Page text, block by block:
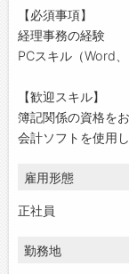
【必須事項】
経理事務の経験
PCスキル（Word
【歓迎スキル】
簿記関係の資格を
会計ソフトを使用
雇用形態
正社員
勤務地